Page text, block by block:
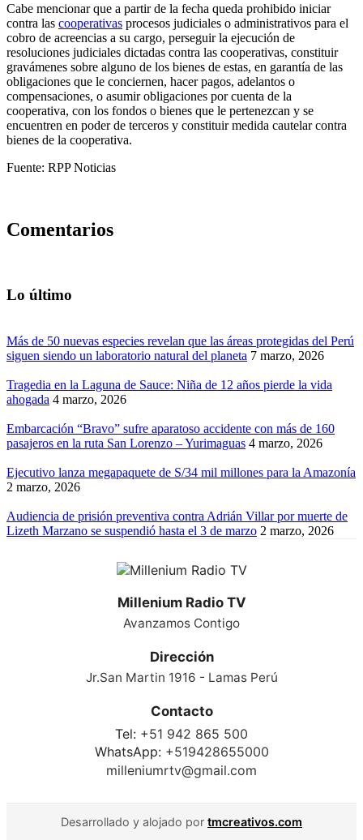
Cabe mencionar que a partir de la fecha queda prohibido iniciar
contra las cooperativas procesos judiciales o administrativos para el
cobro de acreencias a su cargo, perseguir la ejecución de
resoluciones judiciales dictadas contra las cooperativas, constituir
gravámenes sobre alguno de los bienes de estas, en garantía de las
obligaciones que le conciernen, hacer pagos, adelantos o
compensaciones, o asumir obligaciones por cuenta de la
cooperativa, con los fondos o bienes que le pertenezcan y se
encuentren en poder de terceros y constituir medida cautelar contra
bienes de la cooperativa.
Fuente: RPP Noticias
Comentarios
Lo último
Más de 50 nuevas especies revelan que las áreas protegidas del Perú
siguen siendo un laboratorio natural del planeta 7 marzo, 2026
Tragedia en la Laguna de Sauce: Niña de 12 años pierde la vida
ahogada 4 marzo, 2026
Embarcación “Bravo” sufre aparatoso accidente con más de 160
pasajeros en la ruta San Lorenzo – Yurimaguas 4 marzo, 2026
Ejecutivo lanza megapaquete de S/34 mil millones para la Amazonía
2 marzo, 2026
Audiencia de prisión preventiva contra Adrián Villar por muerte de
Lizeth Marzano se suspendió hasta el 3 de marzo 2 marzo, 2026
Millenium Radio TV
Avanzamos Contigo
Dirección
Jr.San Martin 1916 - Lamas Perú
Contacto
Tel: +51 942 865 500
WhatsApp: +519428655000
milleniumrtv@gmail.com
Desarrollado y alojado por tmcreativos.com